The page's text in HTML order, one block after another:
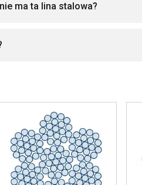
ma ta lina stalowa?